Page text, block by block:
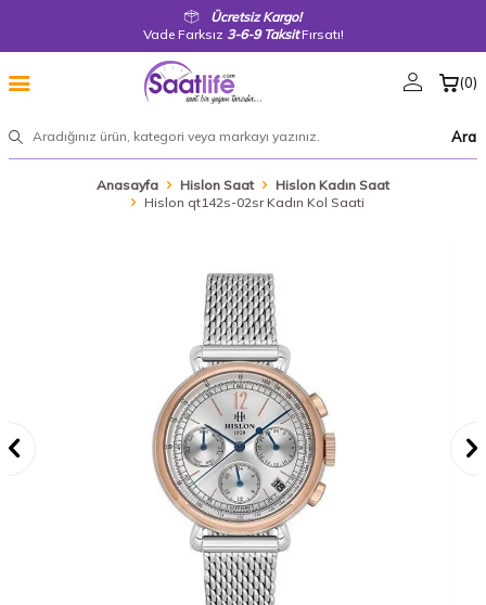
Ücretsiz Kargo!
Vade Farksız 3-6-9 TaksitFırsatı!
Ara
(0)
Anasayfa Hislon Saat
Hislon Kadın Saat
Hislon qt142s-02sr Kadın Kol Saati